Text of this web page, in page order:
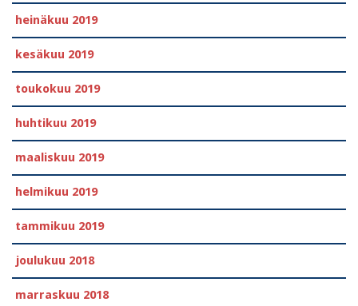
heinäkuu 2019
kesäkuu 2019
toukokuu 2019
huhtikuu 2019
maaliskuu 2019
helmikuu 2019
tammikuu 2019
joulukuu 2018
marraskuu 2018